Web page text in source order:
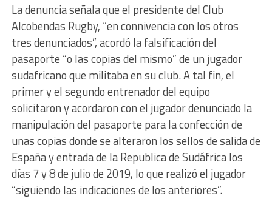
La denuncia señala que el presidente del Club
Alcobendas Rugby, “en connivencia con los otros
tres denunciados”, acordó la falsificación del
pasaporte “o las copias del mismo” de un jugador
sudafricano que militaba en su club. A tal fin, el
primer y el segundo entrenador del equipo
solicitaron y acordaron con el jugador denunciado la
manipulación del pasaporte para la confección de
unas copias donde se alteraron los sellos de salida de
España y entrada de la Republica de Sudáfrica los
días 7 y 8 de julio de 2019, lo que realizó el jugador
“siguiendo las indicaciones de los anteriores”.